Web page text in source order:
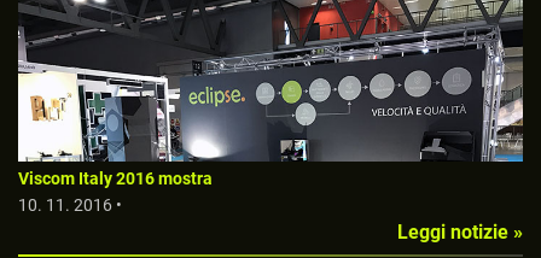
Viscom Italy 2016 mostra
10. 11. 2016 •
Leggi notizie »